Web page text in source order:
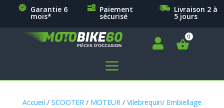
Garantie 6
mois*
Paiement
sécurisé
Livraison 2 à
5 jours

a
Accueil / SCOOTER / MOTEUR / Vilebrequin/ Embiellage